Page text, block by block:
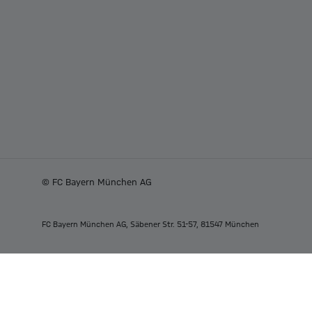
© FC Bayern München AG
FC Bayern München AG, Säbener Str. 51-57, 81547 München